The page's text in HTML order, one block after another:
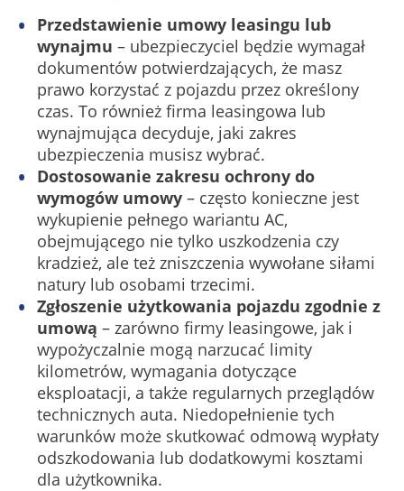
Przedstawienie umowy leasingu lub
wynajmu – ubezpieczyciel będzie wymagał
dokumentów potwierdzających, że masz
prawo korzystać z pojazdu przez określony
czas. To również firma leasingowa lub
wynajmująca decyduje, jaki zakres
ubezpieczenia musisz wybrać.
Dostosowanie zakresu ochrony do
wymogów umowy – często konieczne jest
wykupienie pełnego wariantu AC,
obejmującego nie tylko uszkodzenia czy
kradzież, ale też zniszczenia wywołane siłami
natury lub osobami trzecimi.
Zgłoszenie użytkowania pojazdu zgodnie z
umową – zarówno firmy leasingowe, jak i
wypożyczalnie mogą narzucać limity
kilometrów, wymagania dotyczące
eksploatacji, a także regularnych przeglądów
technicznych auta. Niedopełnienie tych
warunków może skutkować odmową wypłaty
odszkodowania lub dodatkowymi kosztami
dla użytkownika.